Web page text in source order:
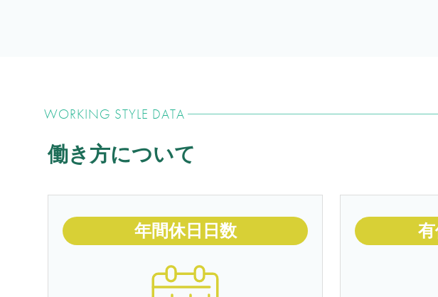
WORKING STYLE DATA
働き方について
年間休日日数